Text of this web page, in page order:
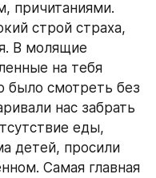
причитаниями.
строй страха,
В молящие
на тебя
было смотреть без
нас забрать
еды,
детей, просили
Самая главная